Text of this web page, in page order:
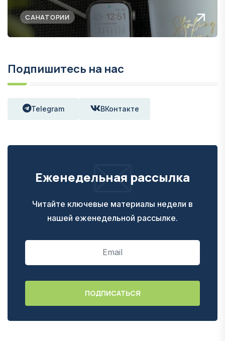
САНАТОРИИ
Подпишитесь на нас
Telegram ВКонтакте
Еженедельная рассылка
Читайте ключевые материалы недели в
нашей еженедельной рассылке.